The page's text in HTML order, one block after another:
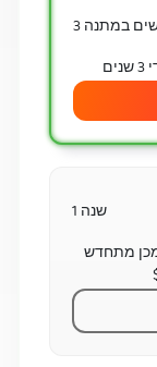
שנה 1
מכן מתחדש